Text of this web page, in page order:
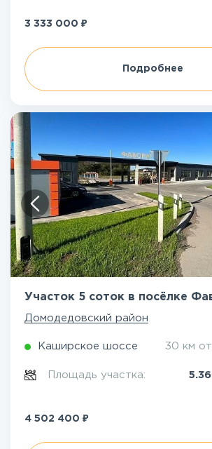
3 333 000 ₽
Подробнее
Участок 5 соток в посёлке
Домодедовский район
Каширское шоссе 30 км
Площадь участка:
4 502 400 ₽